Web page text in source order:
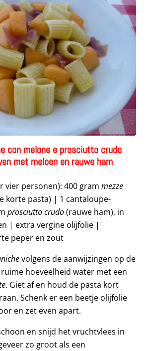
con melone e prosciutto crudo
met meloen en rauwe ham
vier personen): 400 gram mezze
korte pasta) | 1 cantaloupe-
prosciutto crudo(rauwe ham), in
| extra vergine olijfolie |
peper en zout
volgens de aanwijzingen op de
hoeveelheid water met een
. Giet af en houd de pasta kort
Schenk er een beetje olijfolie
en zet even apart.
en snijd het vruchtvlees in
zo groot als een